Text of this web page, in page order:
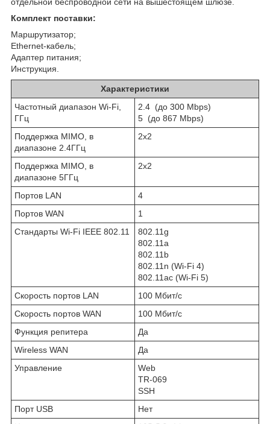
Комплект поставки:
Маршрутизатор;
Ethernet-кабель;
Адаптер питания;
Инструкция.
Характеристики
Частотный диапазон Wi-Fi,
ГГц
2.4 (до 300 Mbps)
5 (до 867 Mbps)
Поддержка MIMO, в
диапазоне 2.4ГГц
2x2
Поддержка MIMO, в
диапазоне 5ГГц
2x2
Портов LAN
4
Портов WAN
1
Стандарты Wi-Fi IEEE 802.11
802.11g
802.11a
802.11b
802.11n (Wi-Fi 4)
802.11ac (Wi-Fi 5)
Скорость портов LAN
100 Мбит/с
Скорость портов WAN
100 Мбит/с
Функция репитера
Да
Wireless WAN
Да
Управление
Web
TR-069
SSH
Порт USB
Нет